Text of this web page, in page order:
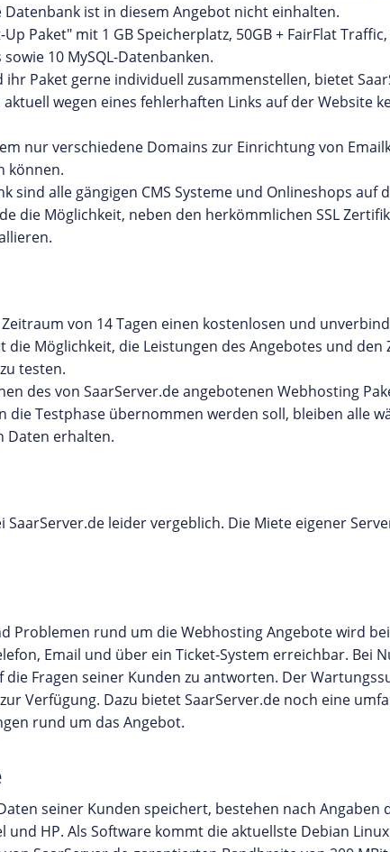
ist in diesem Angebot nicht einhalten.
Paket" mit 1 GB Speicherplatz, 50GB + FairFlat
10 MySQL-Datenbanken.
Paket gerne individuell zusammenstellen, bietet
wegen eines fehlerhaften Links auf der Website
nur verschiedene Domains zur Einrichtung von
können.
sind alle gängigen CMS Systeme und Onlineshops auf
die Möglichkeit, neben den herkömmlichen SSL
von 14 Tagen einen kostenlosen und
Möglichkeit, die Leistungen des Angebotes und den
testen.
des von SaarServer.de angebotenen Webhosting
die Testphase übernommen werden soll, bleiben alle
Daten erhalten.
leider vergeblich. Die Miete eigener
Problemen rund um die Webhosting Angebote wird
Email und über ein Ticket-System erreichbar. Bei
die Fragen seiner Kunden zu antworten. Der
Verfügung. Dazu bietet SaarServer.de noch eine
rund um das Angebot.
seiner Kunden speichert, bestehen nach Angaben
HP. Als Software kommt die aktuellste Debian